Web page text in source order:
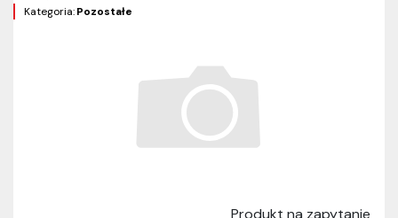
Kategoria:Pozostałe
Produkt na zapytanie